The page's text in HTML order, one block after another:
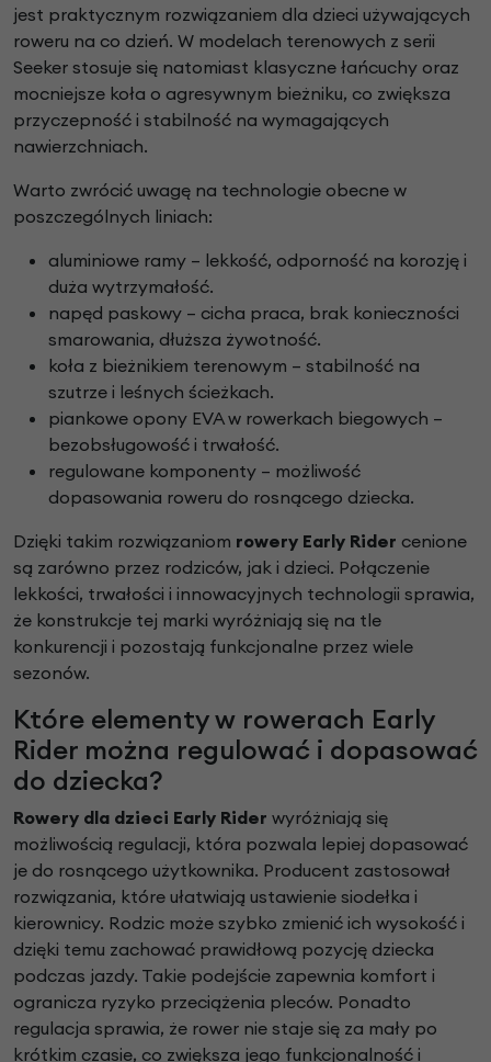
jest praktycznym rozwiązaniem dla dzieci używających
roweru na co dzień. W modelach terenowych z serii
Seeker stosuje się natomiast klasyczne łańcuchy oraz
mocniejsze koła o agresywnym bieżniku, co zwiększa
przyczepność i stabilność na wymagających
nawierzchniach.
Warto zwrócić uwagę na technologie obecne w
poszczególnych liniach:
aluminiowe ramy – lekkość, odporność na korozję i
duża wytrzymałość.
napęd paskowy – cicha praca, brak konieczności
smarowania, dłuższa żywotność.
koła z bieżnikiem terenowym – stabilność na
szutrze i leśnych ścieżkach.
piankowe opony EVA w rowerkach biegowych –
bezobsługowość i trwałość.
regulowane komponenty – możliwość
dopasowania roweru do rosnącego dziecka.
Dzięki takim rozwiązaniom rowery Early Rider cenione
są zarówno przez rodziców, jak i dzieci. Połączenie
lekkości, trwałości i innowacyjnych technologii sprawia,
że konstrukcje tej marki wyróżniają się na tle
konkurencji i pozostają funkcjonalne przez wiele
sezonów.
Które elementy w rowerach Early
Rider można regulować i dopasować
do dziecka?
Rowery dla dzieci Early Rider wyróżniają się
możliwością regulacji, która pozwala lepiej dopasować
je do rosnącego użytkownika. Producent zastosował
rozwiązania, które ułatwiają ustawienie siodełka i
kierownicy. Rodzic może szybko zmienić ich wysokość i
dzięki temu zachować prawidłową pozycję dziecka
podczas jazdy. Takie podejście zapewnia komfort i
ogranicza ryzyko przeciążenia pleców. Ponadto
regulacja sprawia, że rower nie staje się za mały po
krótkim czasie, co zwiększa jego funkcjonalność i